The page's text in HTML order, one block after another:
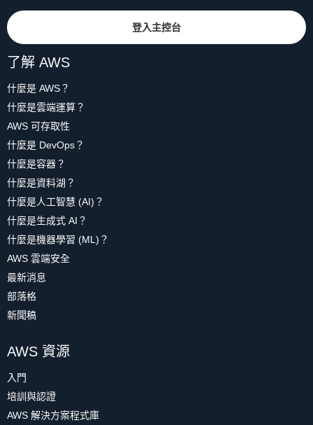
登入主控台
了解 AWS
什麼是 AWS？
什麼是雲端運算？
AWS 可存取性
什麼是 DevOps？
什麼是容器？
什麼是資料湖？
什麼是人工智慧 (AI)？
什麼是生成式 AI？
什麼是機器學習 (ML)？
AWS 雲端安全
最新消息
部落格
新聞稿
AWS 資源
入門
培訓與認證
AWS 解決方案程式庫